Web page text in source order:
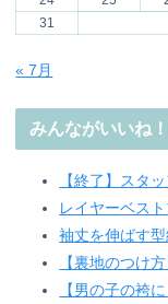
31
« 7月
みんながいいね
【終了】スタッ
レイヤーベスト
袖丈を伸ばす型
【裏地のつけ方
【男の子の袴に